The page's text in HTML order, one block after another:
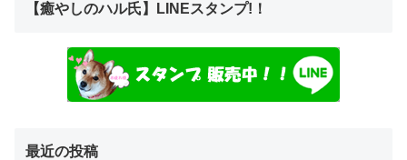
【癒やしのハル氏】LINEスタンプ!！
最近の投稿